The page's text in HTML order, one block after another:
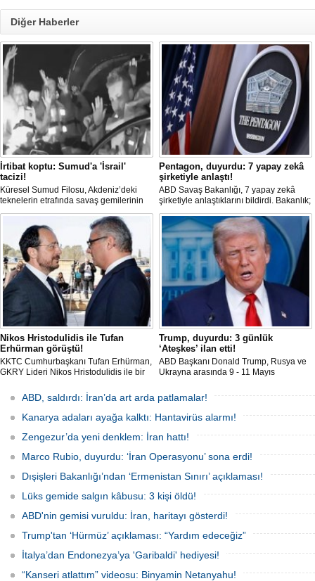
Diğer Haberler
İrtibat koptu: Sumud'a 'İsrail'
tacizi!
Küresel Sumud Filosu, Akdeniz’deki
teknelerin etrafında savaş gemilerinin
görüldüğünü ve İsrail ordusunun taciz
ettiği bir tekneyle irtibatlarının
koptuğunu bildirdi.
Pentagon, duyurdu: 7 yapay zekâ
şirketiyle anlaştı!
ABD Savaş Bakanlığı, 7 yapay zekâ
şirketiyle anlaştıklarını bildirdi. Bakanlık;
yapay zekâ teknolojisini bilgisayar
ağlarında ve savaş alanında kullanmayı
hedefliyor
Nikos Hristodulidis ile Tufan
Erhürman görüştü!
KKTC Cumhurbaşkanı Tufan Erhürman,
GKRY Lideri Nikos Hristodulidis ile bir
verimli ve olumlu bir havada geçti" dedi.
Trump, duyurdu: 3 günlük
‘Ateşkes’ ilan etti!
ABD Başkanı Donald Trump, Rusya ve
Ukrayna arasında 9 - 11 Mayıs
edileceği 3 günlük bir 'Ateşkes' ilan
edildiğini duyurdu.
ABD, saldırdı: İran’da art arda patlamalar!
Kanarya adaları ayağa kalktı: Hantavirüs alarmı!
Zengezur’da yeni denklem: İran hattı!
Marco Rubio, duyurdu: ‘İran Operasyonu’ sona erdi!
Dışişleri Bakanlığı’ndan ‘Ermenistan Sınırı’ açıklaması!
Lüks gemide salgın kâbusu: 3 kişi öldü!
ABD'nin gemisi vuruldu: İran, haritayı gösterdi!
Trump'tan ‘Hürmüz’ açıklaması: “Yardım edeceğiz”
İtalya’dan Endonezya’ya 'Garibaldi' hediyesi!
“Kanseri atlattım” videosu: Binyamin Netanyahu!